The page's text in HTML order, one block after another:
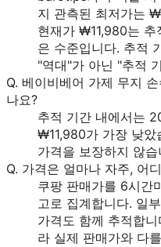
지 관측된 최저가는
현재가 ₩11,980는 추
은 수준입니다. 추적
"역대"가 아닌 "추적
Q. 베이비베어 가제 무지
나요?
추적 기간 내에서는
₩11,980가 가장 낮았
가격을 보장하지 않습
Q. 가격은 얼마나 자주, 어
쿠팡 판매가를 6시간
고로 집계합니다. 일
가격도 함께 추적합
라 실제 판매가와 다